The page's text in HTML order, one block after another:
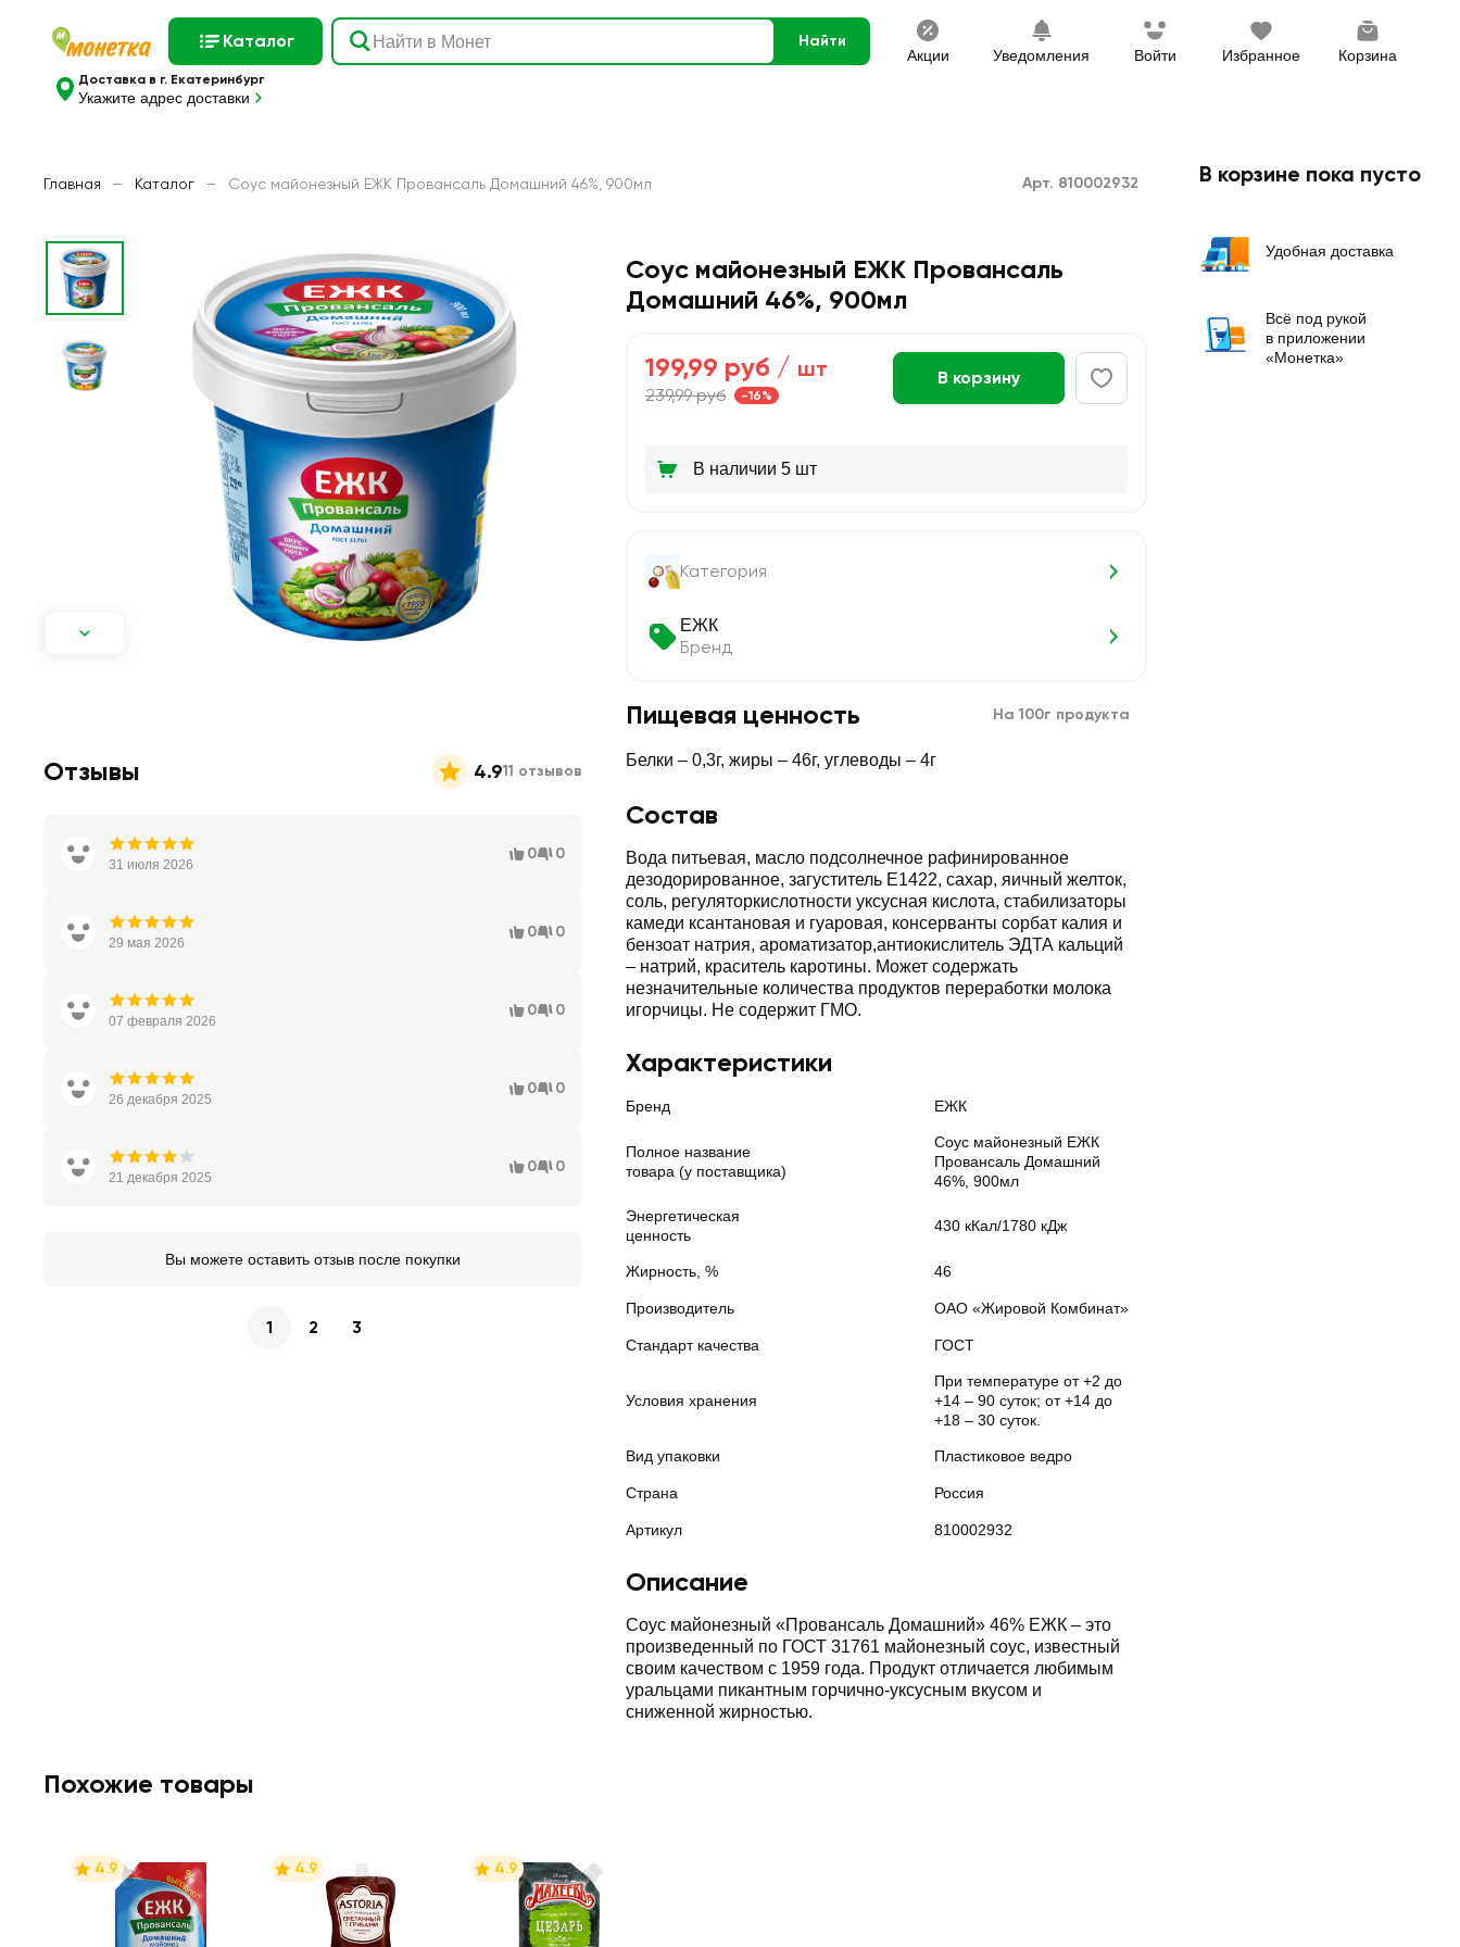
Каталог Найти
Акции Уведомления Войти Избранное Корзина
Доставка в г. Екатеринбург
Укажите адрес доставки
Главная — Каталог — Соус майонезный ЕЖК Провансаль Домашний 46%, 900мл Арт. 810002932
Соус майонезный ЕЖК Провансаль
Домашний 46%, 900мл
199,99 руб / шт
239,99 руб -16%
В корзину
В наличии 5 шт
Категория
ЕЖК
Бренд
Пищевая ценность На 100г продукта
Белки – 0,3г, жиры – 46г, углеводы – 4г
Состав
Вода питьевая, масло подсолнечное рафинированное
дезодорированное, загуститель Е1422, сахар, яичный желток,
соль, регуляторкислотности уксусная кислота, стабилизаторы
камеди ксантановая и гуаровая, консерванты сорбат калия и
бензоат натрия, ароматизатор,антиокислитель ЭДТА кальций
– натрий, краситель каротины. Может содержать
незначительные количества продуктов переработки молока
игорчицы. Не содержит ГМО.
Характеристики
Бренд ЕЖК
Полное название
товара (у поставщика)
Соус майонезный ЕЖК
Провансаль Домашний
46%, 900мл
Энергетическая
ценность
430 кКал/1780 кДж
Жирность, % 46
Производитель ОАО «Жировой Комбинат»
Стандарт качества ГОСТ
Условия хранения
При температуре от +2 до
+14 – 90 суток; от +14 до
+18 – 30 суток.
Вид упаковки Пластиковое ведро
Страна Россия
Артикул 810002932
Описание
Соус майонезный «Провансаль Домашний» 46% ЕЖК – это
произведенный по ГОСТ 31761 майонезный соус, известный
своим качеством с 1959 года. Продукт отличается любимым
уральцами пикантным горчично-уксусным вкусом и
сниженной жирностью.
Отзывы 4.911 отзывов
31 июля 2026
0 0
29 мая 2026
0 0
07 февраля 2026
0 0
26 декабря 2025
0 0
21 декабря 2025
0 0
Вы можете оставить отзыв после покупки
1 2 3
Похожие товары
4.9 4.9 4.9
В корзине пока пусто
Удобная доставка
Всё под рукой
в приложении
«Монетка»